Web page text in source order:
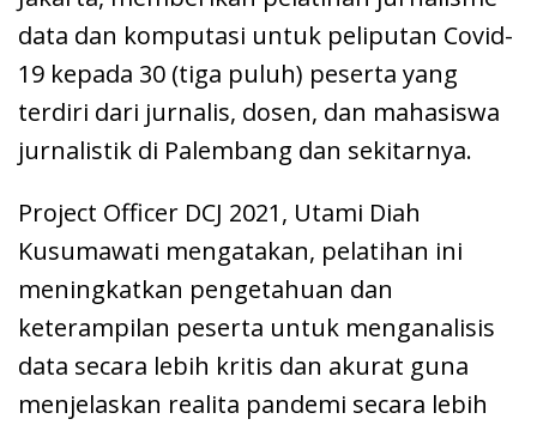
data dan komputasi untuk peliputan Covid-
19 kepada 30 (tiga puluh) peserta yang
terdiri dari jurnalis, dosen, dan mahasiswa
jurnalistik di Palembang dan sekitarnya.
Project Officer DCJ 2021, Utami Diah
Kusumawati mengatakan, pelatihan ini
meningkatkan pengetahuan dan
keterampilan peserta untuk menganalisis
data secara lebih kritis dan akurat guna
menjelaskan realita pandemi secara lebih